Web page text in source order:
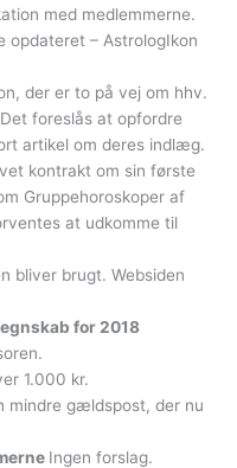
med medlemmerne.
opdateret – AstrologIkon
der er to på vej om hhv.
foreslås at opfordre
artikel om deres indlæg.
kontrakt om sin første
Gruppehoroskoper af
at udkomme til
bliver brugt. Websiden
for 2018
1.000 kr.
mindre gældspost, der nu
Ingen forslag.